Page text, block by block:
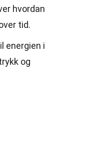
hvordan
tid.
energien i
og